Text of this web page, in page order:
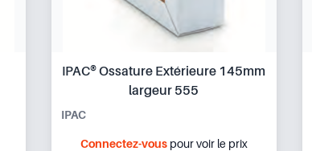
IPAC® Ossature Extérieure 145mm
largeur 555
IPAC
Connectez-vouspour voir le prix